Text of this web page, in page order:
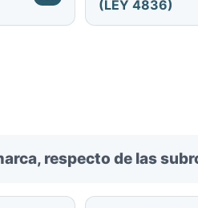
(LEY 4836)
respecto de las